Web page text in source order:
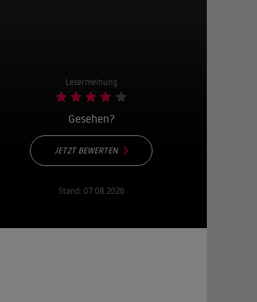
Lesermeinung
Gesehen?
JETZT BEWERTEN
Stand: 07.08.2026